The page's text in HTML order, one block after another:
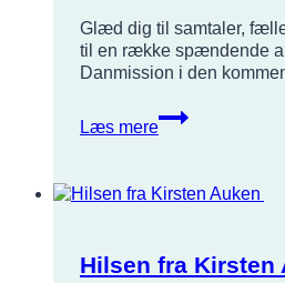
Glæd dig til samtaler,
til en række spændende
Danmission i den
Læs mere
Kom
tæt
arbejde
Hilsen fra Kirsten